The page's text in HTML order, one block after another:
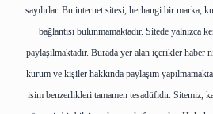
sayılırlar. Bu internet sitesi, herhangi bir marka,
bağlantısı bulunmamaktadır. Sitede yalnızca
paylaşılmaktadır. Burada yer alan içerikler haber
kurum ve kişiler hakkında paylaşım
isim benzerlikleri tamamen tesadüfidir. Sitemiz,